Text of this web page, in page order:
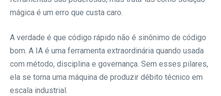
mágica é um erro que custa caro.
A verdade é que código rápido não é sinônimo de código
bom. A IA é uma ferramenta extraordinária quando usada
com método, disciplina e governança. Sem esses pilares,
ela se torna uma máquina de produzir débito técnico em
escala industrial.